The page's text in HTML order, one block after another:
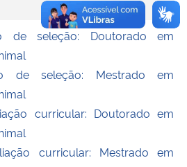
de seleção: Doutorado em
de seleção: Mestrado em
curricular: Doutorado em
curricular: Mestrado em